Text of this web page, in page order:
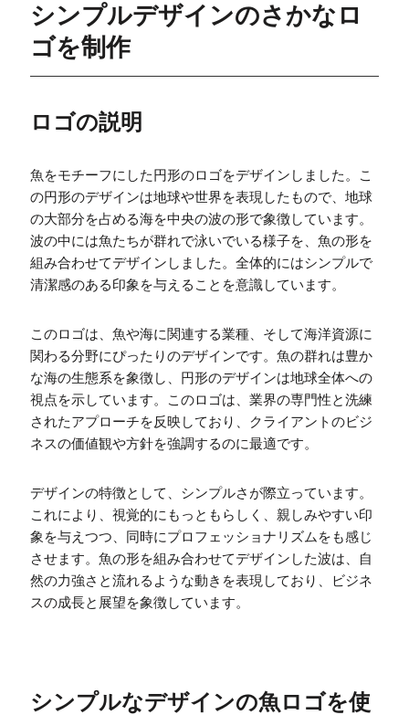
シンプルデザインのさかなロ
ゴを制作
ロゴの説明
魚をモチーフにした円形のロゴをデザインしました。こ
の円形のデザインは地球や世界を表現したもので、地球
の大部分を占める海を中央の波の形で象徴しています。
波の中には魚たちが群れで泳いでいる様子を、魚の形を
組み合わせてデザインしました。全体的にはシンプルで
清潔感のある印象を与えることを意識しています。
このロゴは、魚や海に関連する業種、そして海洋資源に
関わる分野にぴったりのデザインです。魚の群れは豊か
な海の生態系を象徴し、円形のデザインは地球全体への
視点を示しています。このロゴは、業界の専門性と洗練
されたアプローチを反映しており、クライアントのビジ
ネスの価値観や方針を強調するのに最適です。
デザインの特徴として、シンプルさが際立っています。
これにより、視覚的にもっともらしく、親しみやすい印
象を与えつつ、同時にプロフェッショナリズムをも感じ
させます。魚の形を組み合わせてデザインした波は、自
然の力強さと流れるような動きを表現しており、ビジネ
スの成長と展望を象徴しています。
シンプルなデザインの魚ロゴを使